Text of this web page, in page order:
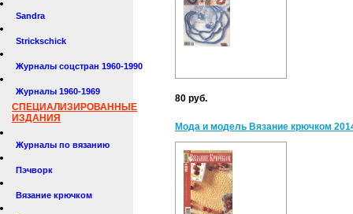
Sandra
Strickschick
Журналы соцстран 1960-1990
Журналы 1960-1969
СПЕЦИАЛИЗИРОВАННЫЕ
ИЗДАНИЯ
Журналы по вязанию
Пэчворк
Вязание крючком
80 руб.
Мода и модель Вязание крючком